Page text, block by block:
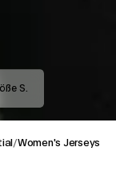
S.
/Women's Jerseys